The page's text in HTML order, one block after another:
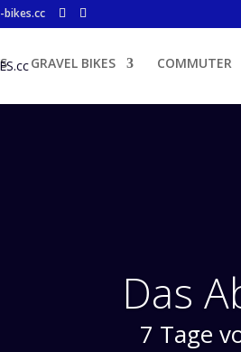
GRAVEL BIKES COMMUTER
Das
7 Tage